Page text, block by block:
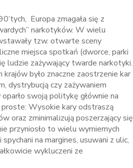
Europa zmagała się z
narkotyków. W wielu
tzw. otwarte sceny
miejsca spotkań (dworce, parki
ludzie zażywający twarde narkotyki.
krajów było znaczne zaostrzenie kar
dystrybucją czy zażywaniem
swoją politykę głównie na
proste: Wysokie kary odstraszą
oraz zminimalizują poszerzający się
przyniosło to wielu wymiernych
na margines, usuwani z ulic,
wykluczeni ze